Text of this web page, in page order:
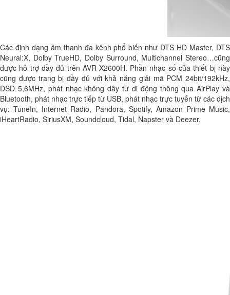
Các định dạng âm thanh đa kênh phổ biến như DTS HD Master, DTS
Neural:X, Dolby TrueHD, Dolby Surround, Multichannel Stereo…cũng
được hỗ trợ đầy đủ trên AVR-X2600H. Phần nhạc số của thiết bị này
cũng được trang bị đầy đủ với khả năng giải mã PCM 24bit/192kHz,
DSD 5,6MHz, phát nhạc không dây từ di động thông qua AirPlay và
Bluetooth, phát nhạc trực tiếp từ USB, phát nhạc trực tuyến từ các dịch
vụ: TuneIn, Internet Radio, Pandora, Spotify, Amazon Prime Music,
iHeartRadio, SiriusXM, Soundcloud, Tidal, Napster và Deezer.